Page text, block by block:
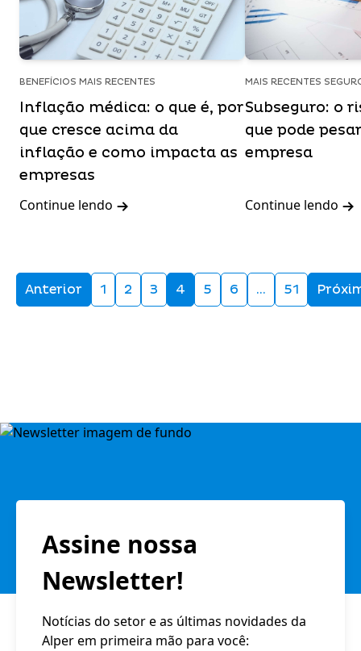
BENEFÍCIOS MAIS RECENTES
Inflação médica: o que é, por
que cresce acima da
inflação e como impacta as
empresas
Continue lendo
MAIS RECENTES
Subseguro: o
que pode
empresa
Continue lendo
Anterior 1 2 3 4 5 6 … 51
Assine nossa
Newsletter!
Notícias do setor e as últimas novidades da
Alper em primeira mão para você: